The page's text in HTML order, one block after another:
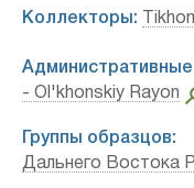
Коллекторы:
- Ol'khonskiy Rayon
Группы образцов:
Дальнего Востока